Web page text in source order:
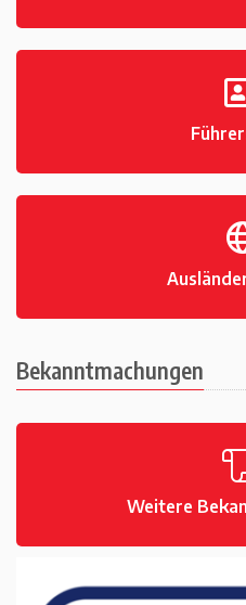
Bekanntmachungen
Weitere